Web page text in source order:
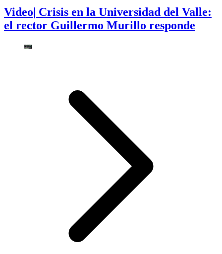
Video| Crisis en la Universidad del Valle:
el rector Guillermo Murillo responde